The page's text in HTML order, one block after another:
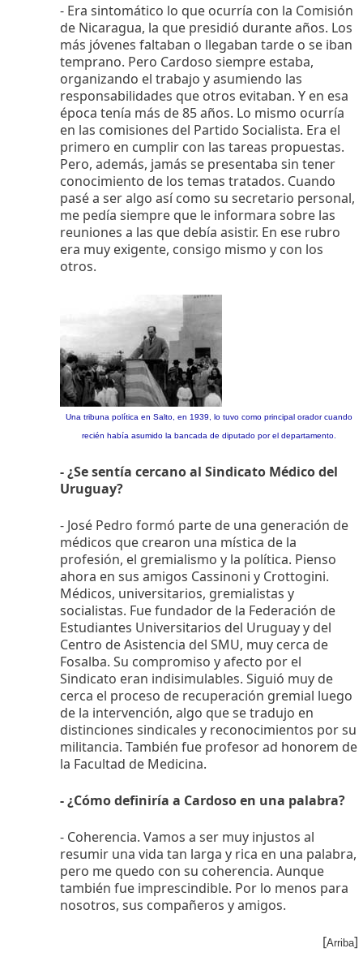
- Era sintomático lo que ocurría con la Comisión
de Nicaragua, la que presidió durante años. Los
más jóvenes faltaban o llegaban tarde o se iban
temprano. Pero Cardoso siempre estaba,
organizando el trabajo y asumiendo las
responsabilidades que otros evitaban. Y en esa
época tenía más de 85 años. Lo mismo ocurría
en las comisiones del Partido Socialista. Era el
primero en cumplir con las tareas propuestas.
Pero, además, jamás se presentaba sin tener
conocimiento de los temas tratados. Cuando
pasé a ser algo así como su secretario personal,
me pedía siempre que le informara sobre las
reuniones a las que debía asistir. En ese rubro
era muy exigente, consigo mismo y con los
otros.
Una tribuna política en Salto, en 1939, lo tuvo como principal orador cuando
recién había asumido la bancada de diputado por el departamento.
- ¿Se sentía cercano al Sindicato Médico del
Uruguay?
- José Pedro formó parte de una generación de
médicos que crearon una mística de la
profesión, el gremialismo y la política. Pienso
ahora en sus amigos Cassinoni y Crottogini.
Médicos, universitarios, gremialistas y
socialistas. Fue fundador de la Federación de
Estudiantes Universitarios del Uruguay y del
Centro de Asistencia del SMU, muy cerca de
Fosalba. Su compromiso y afecto por el
Sindicato eran indisimulables. Siguió muy de
cerca el proceso de recuperación gremial luego
de la intervención, algo que se tradujo en
distinciones sindicales y reconocimientos por su
militancia. También fue profesor ad honorem de
la Facultad de Medicina.
- ¿Cómo definiría a Cardoso en una palabra?
- Coherencia. Vamos a ser muy injustos al
resumir una vida tan larga y rica en una palabra,
pero me quedo con su coherencia. Aunque
también fue imprescindible. Por lo menos para
nosotros, sus compañeros y amigos.
[Arriba]